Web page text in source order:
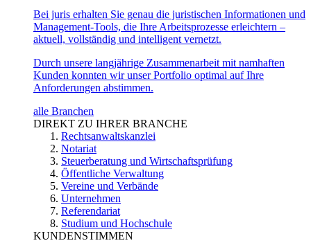
Bei juris erhalten Sie genau die juristischen Informationen und
Management-Tools, die Ihre Arbeitsprozesse erleichtern –
aktuell, vollständig und intelligent vernetzt.
Durch unsere langjährige Zusammenarbeit mit namhaften
Kunden konnten wir unser Portfolio optimal auf Ihre
Anforderungen abstimmen.
alle Branchen
DIREKT ZU IHRER BRANCHE
Rechtsanwaltskanzlei
Notariat
Steuerberatung und Wirtschaftsprüfung
Öffentliche Verwaltung
Vereine und Verbände
Unternehmen
Referendariat
Studium und Hochschule
KUNDENSTIMMEN